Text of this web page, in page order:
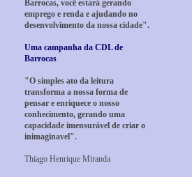
Barrocas, você estará gerando
emprego e renda e ajudando no
desenvolvimento da nossa cidade".
Uma campanha da CDL de
Barrocas
"O simples ato da leitura
transforma a nossa forma de
pensar e enriquece o nosso
conhecimento, gerando uma
capacidade imensurável de criar o
inimaginavel".
Thiago Henrique Miranda